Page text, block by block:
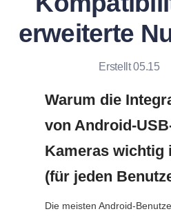
erweiterte
Erstellt 05.15
Warum die
von Android-
Kameras wichtig
(für jeden
Die meisten Android-